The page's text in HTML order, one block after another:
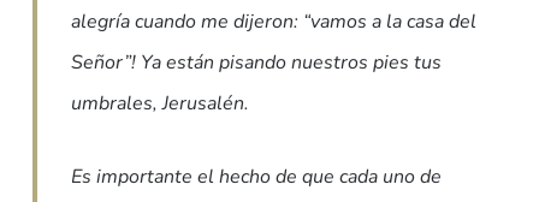
alegría cuando me dijeron: “vamos a la casa del
Señor”! Ya están pisando nuestros pies tus
umbrales, Jerusalén.
Es importante el hecho de que cada uno de